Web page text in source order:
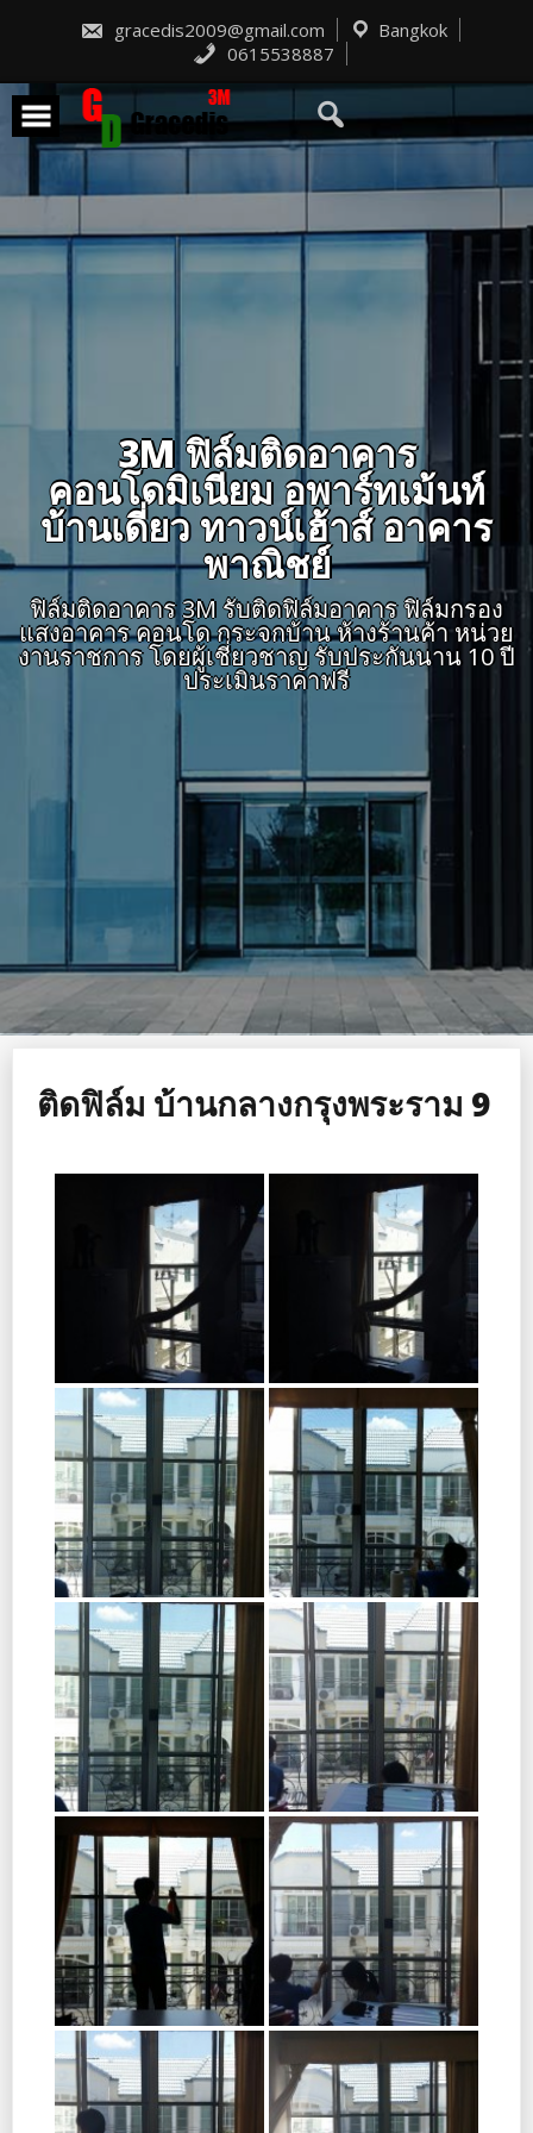
gracedis2009@gmail.com
Bangkok
0615538887
3M ฟิล์มติดอาคาร
คอนโดมิเนียม อพาร์ทเม้นท์
บ้านเดี่ยว ทาวน์เฮ้าส์ อาคาร
พาณิชย์
ฟิล์มติดอาคาร 3M รับติดฟิล์มอาคาร ฟิล์มกรอง
แสงอาคาร คอนโด กระจกบ้าน ห้างร้านค้า หน่วย
งานราชการ โดยผู้เชี่ยวชาญ รับประกันนาน 10 ปี
ประเมินราคาฟรี
ติดฟิล์ม บ้านกลางกรุงพระราม 9